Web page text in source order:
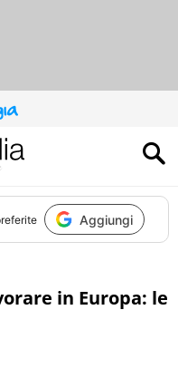
Aggiungi
in Europa: le